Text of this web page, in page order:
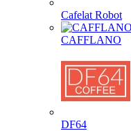
Cafelat Robot
CAFFLANO
DF64